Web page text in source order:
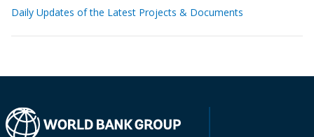
Daily Updates of the Latest Projects & Documents